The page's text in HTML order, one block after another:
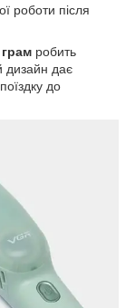
роботи після
грам робить
дизайн дає
до